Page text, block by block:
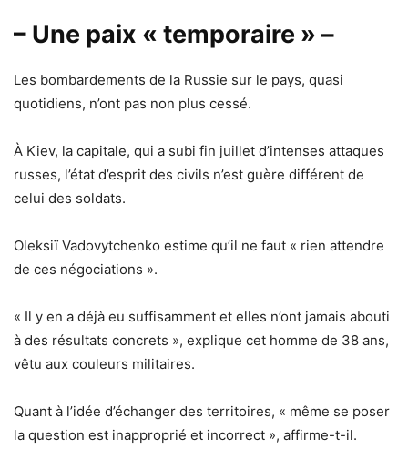
– Une paix « temporaire » –
Les bombardements de la Russie sur le pays, quasi
quotidiens, n’ont pas non plus cessé.
À Kiev, la capitale, qui a subi fin juillet d’intenses attaques
russes, l’état d’esprit des civils n’est guère différent de
celui des soldats.
Oleksiï Vadovytchenko estime qu’il ne faut « rien attendre
de ces négociations ».
« Il y en a déjà eu suffisamment et elles n’ont jamais abouti
à des résultats concrets », explique cet homme de 38 ans,
vêtu aux couleurs militaires.
Quant à l’idée d’échanger des territoires, « même se poser
la question est inapproprié et incorrect », affirme-t-il.